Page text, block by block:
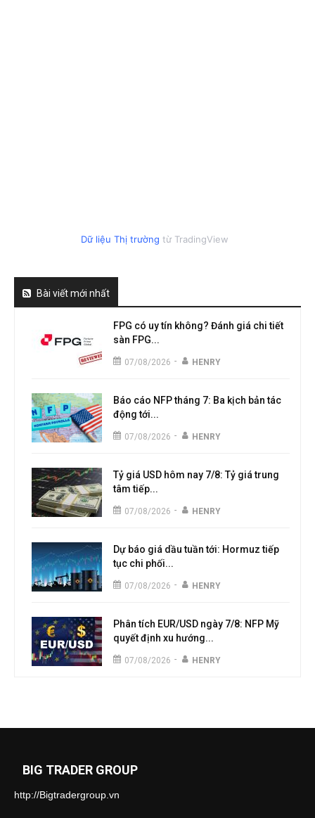
Dữ liệu Thị trường từ TradingView
Bài viết mới nhất
FPG có uy tín không? Đánh giá chi tiết
sàn FPG...
07/08/2026 - HENRY
Báo cáo NFP tháng 7: Ba kịch bản tác
động tới...
07/08/2026 - HENRY
Tỷ giá USD hôm nay 7/8: Tỷ giá trung
tâm tiếp...
07/08/2026 - HENRY
Dự báo giá dầu tuần tới: Hormuz tiếp
tục chi phối...
07/08/2026 - HENRY
Phân tích EUR/USD ngày 7/8: NFP Mỹ
quyết định xu hướng...
07/08/2026 - HENRY
BIG TRADER GROUP
http://Bigtradergroup.vn